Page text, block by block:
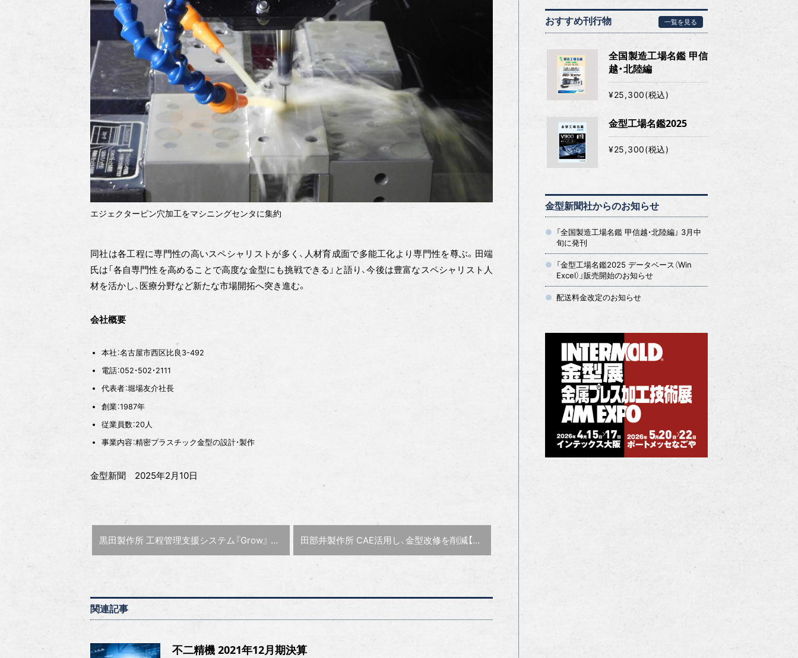
エジェクターピン穴加工をマシニングセンタに集約
同社は各工程に専門性の高いスペシャリストが多く、人材育成面で多能工化より専門性を尊ぶ。田端
氏は「各自専門性を高めることで高度な金型にも挑戦できる」と語り、今後は豊富なスペシャリスト人
材を活かし、医療分野など新たな市場開拓へ突き進む。
会社概要
本社：名古屋市西区比良3-492
電話：052・502・2111
代表者：堀場友介社長
創業：1987年
従業員数：20人
事業内容：精密プラスチック金型の設計・製作
金型新聞 2025年2月10日
前の記事 :
黒田製作所 工程管理支援システム『Grow』 工程を見える化・情報共有 次の記事 :
田部井製作所 CAE活用し、金型改修を削減【特集:尖った技術を使いこなせ】
関連記事
不二精機 2021年12月期決算
おすすめ刊行物 一覧を見る
全国製造工場名鑑 甲信
越・北陸編
¥25,300(税込)
金型工場名鑑2025
¥25,300(税込)
金型新聞社からのお知らせ
「全国製造工場名鑑 甲信越・北陸編」 3月中
旬に発刊
「金型工場名鑑2025 データベース（Win
Excel）」販売開始のお知らせ
配送料金改定のお知らせ